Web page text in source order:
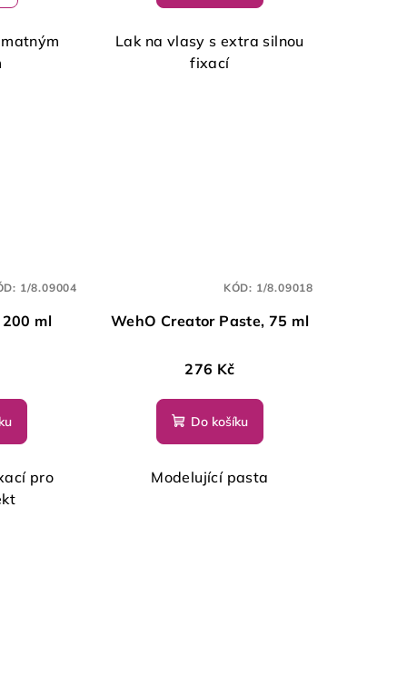
Lak na vlasy s extra silnou
fixací
200 ml
pro
1/8.09004
WehO Creator Paste, 75 ml
276 Kč
Do košíku
Modelující pasta
KÓD: 1/8.09018